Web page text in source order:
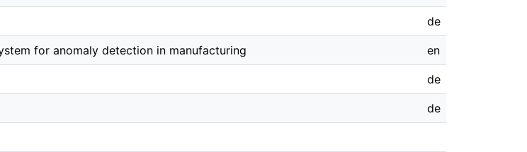
de
for anomaly detection in manufacturing en
de
de